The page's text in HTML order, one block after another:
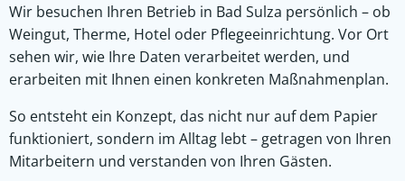
Wir besuchen Ihren Betrieb in Bad Sulza persönlich – ob
Weingut, Therme, Hotel oder Pflegeeinrichtung. Vor Ort
sehen wir, wie Ihre Daten verarbeitet werden, und
erarbeiten mit Ihnen einen konkreten Maßnahmenplan.
So entsteht ein Konzept, das nicht nur auf dem Papier
funktioniert, sondern im Alltag lebt – getragen von Ihren
Mitarbeitern und verstanden von Ihren Gästen.